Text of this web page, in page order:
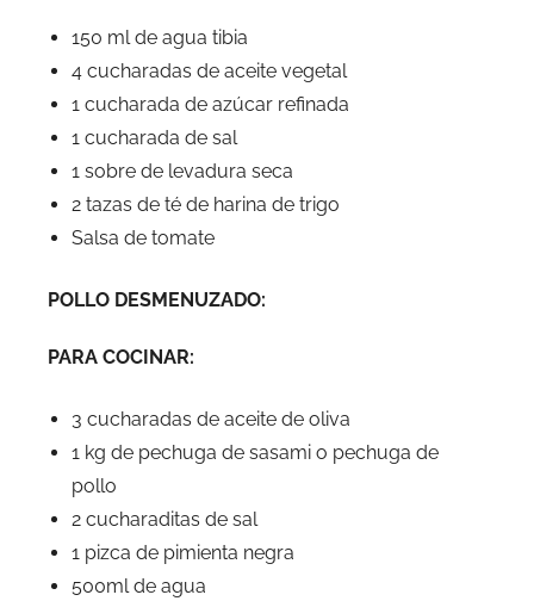
150 ml de agua tibia
4 cucharadas de aceite vegetal
1 cucharada de azúcar refinada
1 cucharada de sal
1 sobre de levadura seca
2 tazas de té de harina de trigo
Salsa de tomate
POLLO DESMENUZADO:
PARA COCINAR:
3 cucharadas de aceite de oliva
1 kg de pechuga de sasami o pechuga de
pollo
2 cucharaditas de sal
1 pizca de pimienta negra
500ml de agua